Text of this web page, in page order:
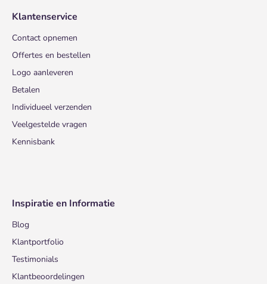
Klantenservice
Contact opnemen
Offertes en bestellen
Logo aanleveren
Betalen
Individueel verzenden
Veelgestelde vragen
Kennisbank
Inspiratie en Informatie
Blog
Klantportfolio
Testimonials
Klantbeoordelingen